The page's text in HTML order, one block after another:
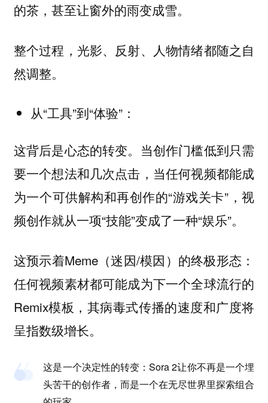
的茶，甚至让窗外的雨变成雪。
整个过程，光影、反射、人物情绪都随之自
然调整。
从“工具”到“体验”：
这背后是心态的转变。当创作门槛低到只需
要一个想法和几次点击，当任何视频都能成
为一个可供解构和再创作的“游戏关卡”，视
频创作就从一项“技能”变成了一种“娱乐”。
这预示着Meme（迷因/模因）的终极形态：
任何视频素材都可能成为下一个全球流行的
Remix模板，其病毒式传播的速度和广度将
呈指数级增长。
这是一个决定性的转变：Sora 2让你不再是一个埋
头苦干的创作者，而是一个在无尽世界里探索组合